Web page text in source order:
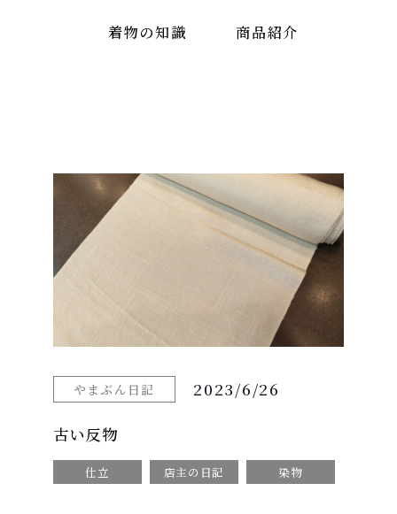
着物の知識 商品紹介
やまぶん日記 2023/6/26
古い反物
仕立 店主の日記 染物